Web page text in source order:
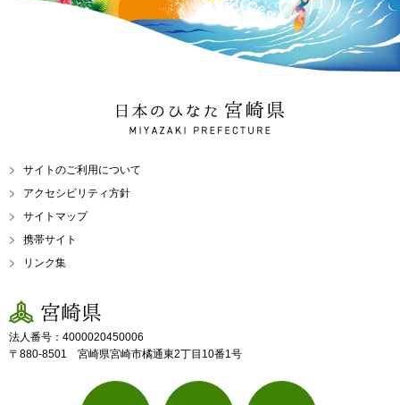
日本のひなた 宮崎県
MIYAZAKI PREFECTURE
サイトのご利用について
アクセシビリティ方針
サイトマップ
携帯サイト
リンク集
宮崎県
法人番号：4000020450006
〒880-8501 宮崎県宮崎市橘通東2丁目10番1号